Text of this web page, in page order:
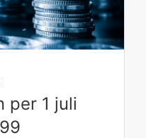
per 1 juli